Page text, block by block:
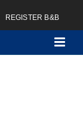
REGISTER B&B